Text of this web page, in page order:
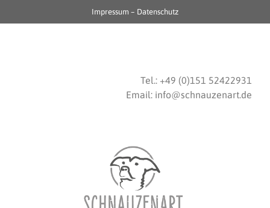
Impressum – Datenschutz
Tel.: +49 (0)151 52422931
Email: info@schnauzenart.de